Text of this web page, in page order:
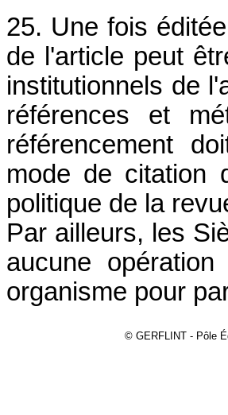
25. Une fois
de l'article peut
institutionnels de
références et
référencement
mode de citation
politique de la
Par ailleurs, les
aucune
organisme pour
© GERFLINT - Pôle